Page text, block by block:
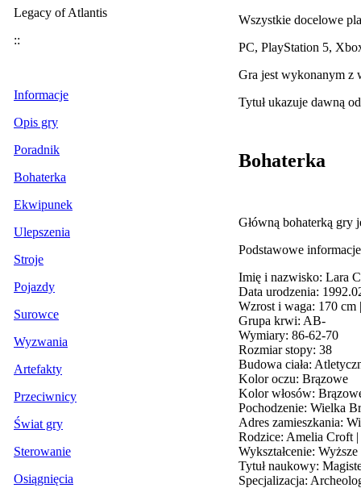
Legacy of Atlantis
::
Informacje
Opis gry
Poradnik
Bohaterka
Ekwipunek
Ulepszenia
Stroje
Pojazdy
Surowce
Wyzwania
Artefakty
Przeciwnicy
Świat gry
Sterowanie
Osiągnięcia
Wszystkie docelowe
PC, PlayStation 5,
Gra jest wykonanym z
Tytuł ukazuje dawną
Bohaterka
Główną bohaterką gry
Podstawowe
Imię i nazwisko: Lara
Data urodzenia:
Wzrost i waga: 170 cm
Grupa krwi: AB-
Wymiary: 86-62-70
Rozmiar stopy: 38
Budowa ciała:
Kolor oczu: Brązowe
Kolor włosów:
Pochodzenie: Wielka
Adres zamieszkania:
Rodzice: Amelia Croft
Wykształcenie:
Tytuł naukowy:
Specjalizacja: